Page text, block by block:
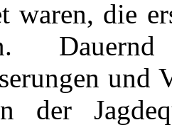
waren, die
und
der